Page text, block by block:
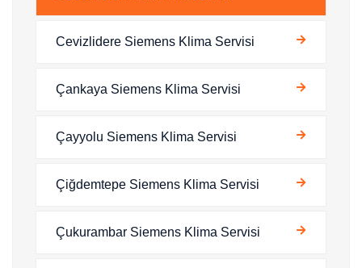
Cevizlidere Siemens Klima Servisi
Çankaya Siemens Klima Servisi
Çayyolu Siemens Klima Servisi
Çiğdemtepe Siemens Klima Servisi
Çukurambar Siemens Klima Servisi